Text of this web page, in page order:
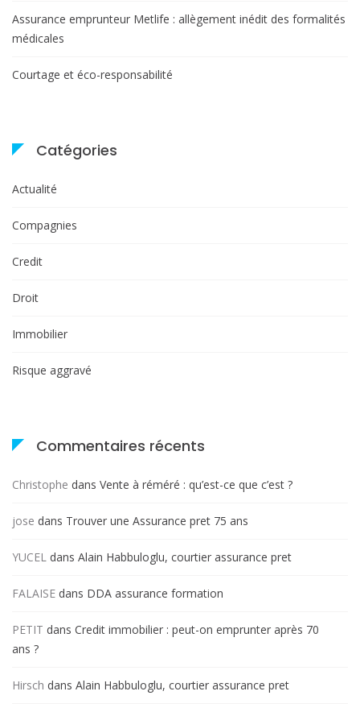
Assurance emprunteur Metlife : allègement inédit des formalités
médicales
Courtage et éco-responsabilité
Catégories
Actualité
Compagnies
Credit
Droit
Immobilier
Risque aggravé
Commentaires récents
Christophe dans Vente à réméré : qu’est-ce que c’est ?
jose dans Trouver une Assurance pret 75 ans
YUCEL dans Alain Habbuloglu, courtier assurance pret
FALAISE dans DDA assurance formation
PETIT dans Credit immobilier : peut-on emprunter après 70
ans ?
Hirsch dans Alain Habbuloglu, courtier assurance pret